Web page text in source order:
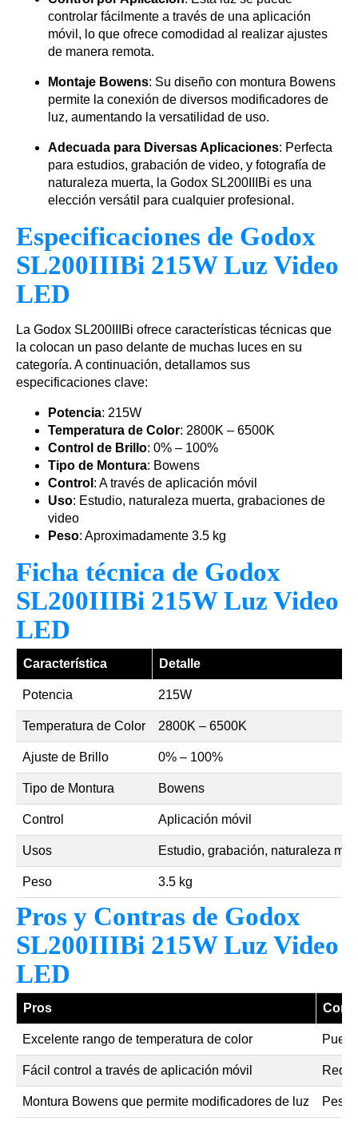
controlar fácilmente a través de una aplicación
móvil, lo que ofrece comodidad al realizar ajustes
de manera remota.
Montaje Bowens: Su diseño con montura Bowens
permite la conexión de diversos modificadores de
luz, aumentando la versatilidad de uso.
Adecuada para Diversas Aplicaciones: Perfecta
para estudios, grabación de video, y fotografía de
naturaleza muerta, la Godox SL200IIIBi es una
elección versátil para cualquier profesional.
Especificaciones de Godox
SL200IIIBi 215W Luz Video
LED
La Godox SL200IIIBi ofrece características técnicas que
la colocan un paso delante de muchas luces en su
categoría. A continuación, detallamos sus
especificaciones clave:
Potencia: 215W
Temperatura de Color: 2800K – 6500K
Control de Brillo: 0% – 100%
Tipo de Montura: Bowens
Control : A través de aplicación móvil
Uso: Estudio, naturaleza muerta, grabaciones de
video
Peso: Aproximadamente 3.5 kg
Ficha técnica de Godox
SL200IIIBi 215W Luz Video
LED
Característica Detalle
Potencia 215W
Temperatura de Color 2800K – 6500K
Ajuste de Brillo 0% – 100%
Tipo de Montura Bowens
Control Aplicación móvil
Usos Estudio, grabación, naturaleza
Peso 3.5 kg
Pros y Contras de Godox
SL200IIIBi 215W Luz Video
LED
Pros
Excelente rango de temperatura de color
Fácil control a través de aplicación móvil
Montura Bowens que permite modificadores de luz Peso